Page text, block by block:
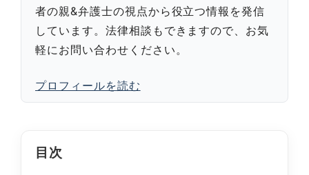
者の親&弁護士の視点から役立つ情報を発信
しています。法律相談もできますので、お気
軽にお問い合わせください。
プロフィールを読む
目次